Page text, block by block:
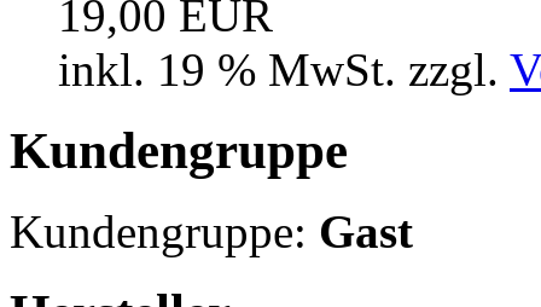
19,00 EUR
inkl. 19 % MwSt. zzgl.
Kundengruppe
Kundengruppe: Gast